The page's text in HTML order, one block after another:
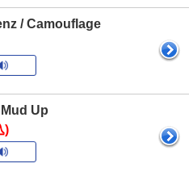
/ Camouflage
Up
)